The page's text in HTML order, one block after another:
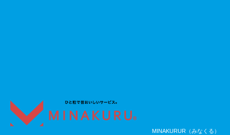
MINAKURUR（みなくる）